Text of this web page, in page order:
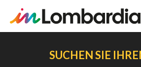
SUCHEN SIE